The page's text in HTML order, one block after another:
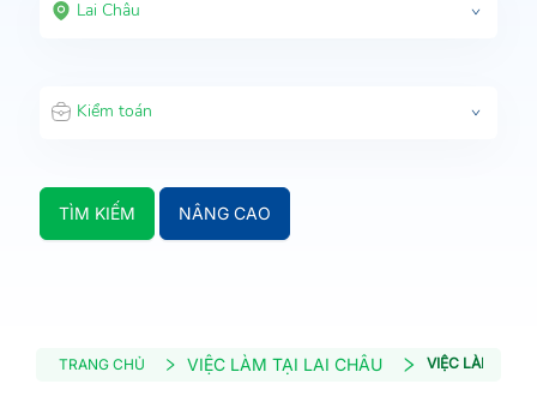
Lai Châu
Kiểm toán
TÌM KIẾM NÂNG CAO
TRANG CHỦ VIỆC LÀM TẠI LAI CHÂU VIỆC LÀM KIỂM